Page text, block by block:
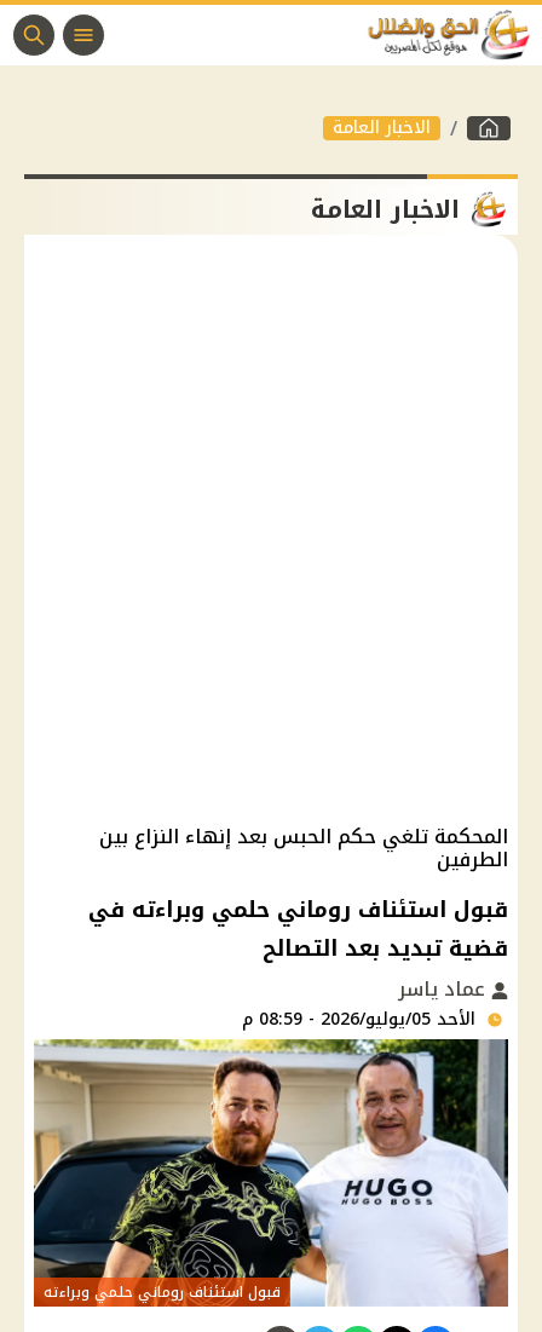
الاخبار العامة
الاخبار العامة
المحكمة تلغي حكم الحبس بعد إنهاء النزاع بين
الطرفين
قبول استئناف روماني حلمي وبراءته في
قضية تبديد بعد التصالح
عماد ياسر
الأحد 05/يوليو/2026 - 08:59 م
قبول استئناف روماني حلمي وبراءته